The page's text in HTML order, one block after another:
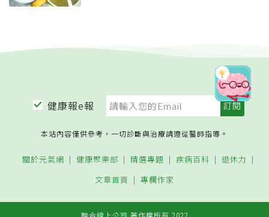
健康報e報
本站內容僅供參考，一切診斷與治療請遵從醫師指導。
關於元氣網 健康聚樂部 精選專題 疾病百科
退休力
文章首頁
專欄作家